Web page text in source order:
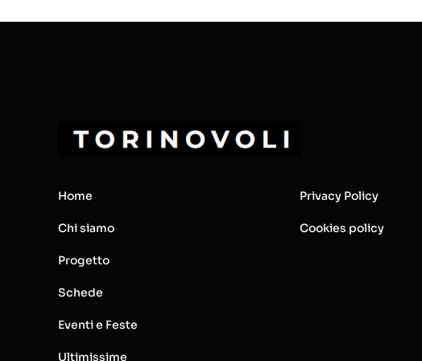
Home
Chi siamo
Progetto
Schede
Eventi e Feste
Ultimissime
Privacy Policy
Cookies policy